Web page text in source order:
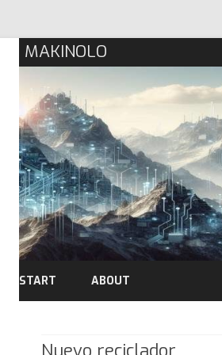
MAKINOLO
START ABOUT